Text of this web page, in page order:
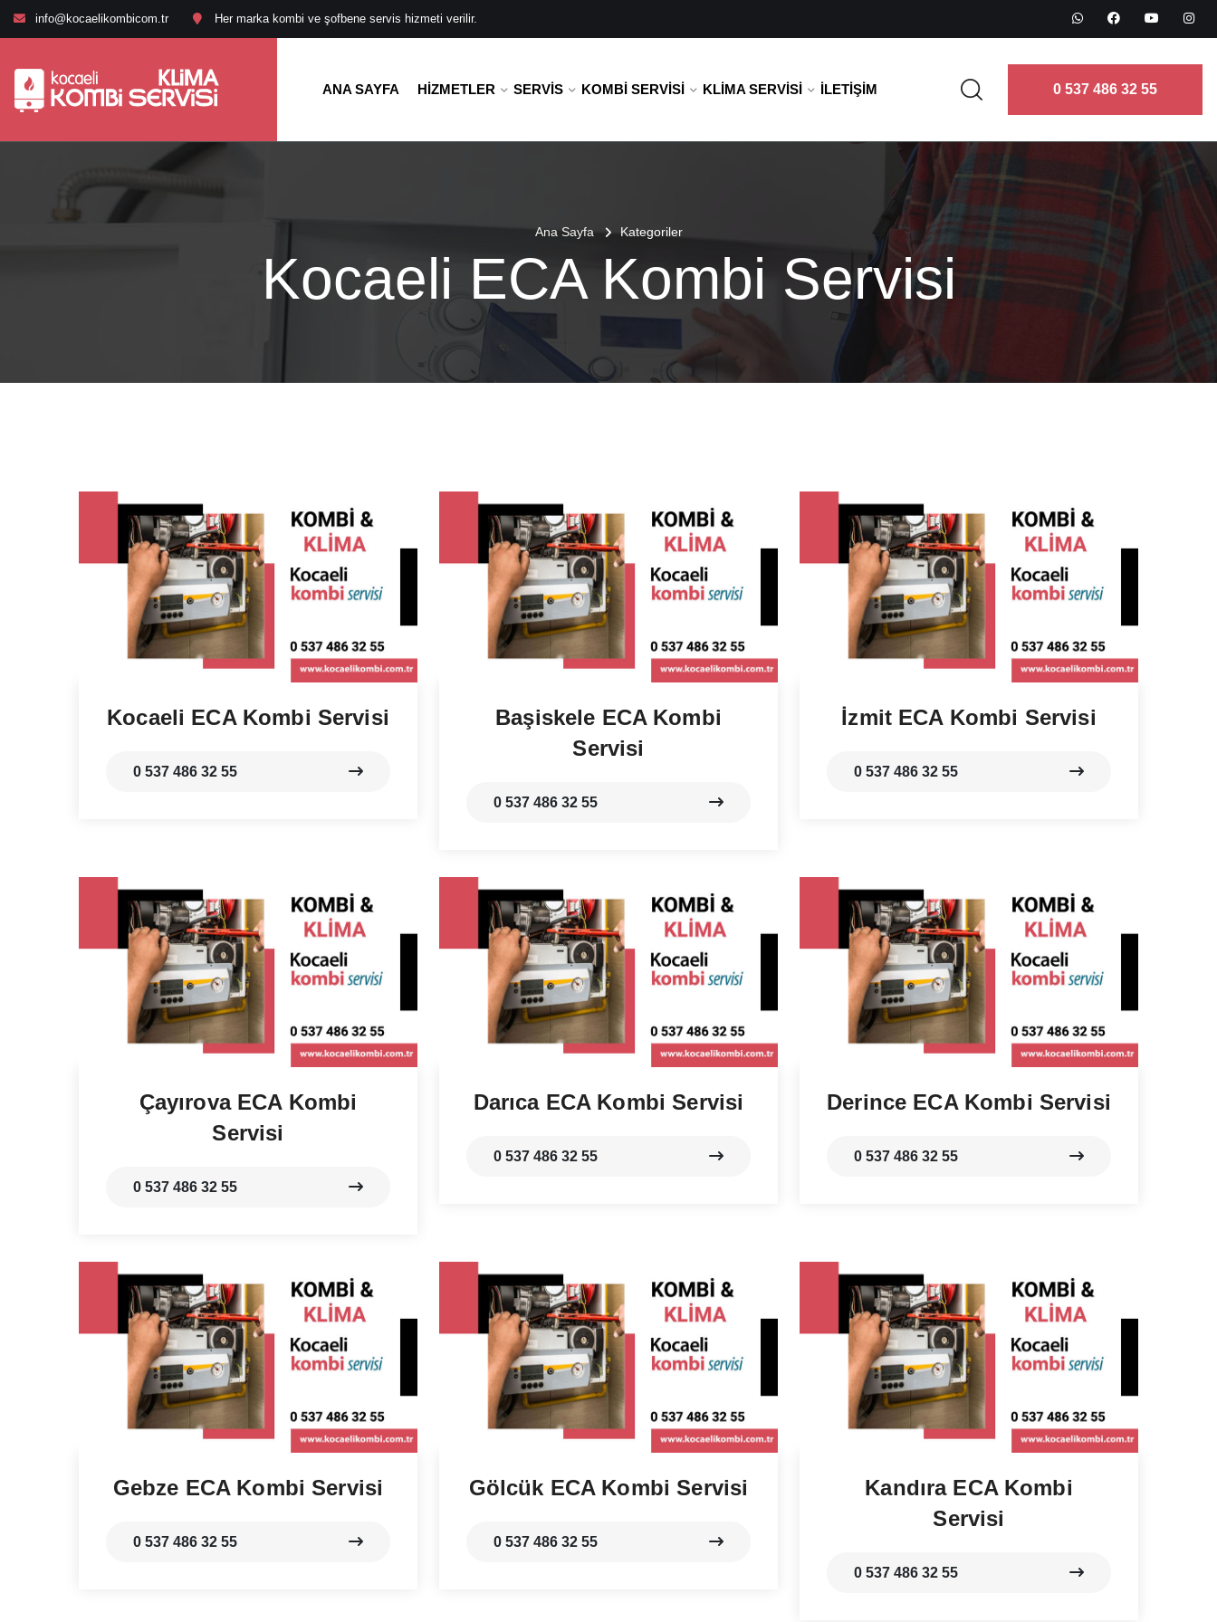
info@kocaelikombicom.tr Her marka kombi ve şofbene servis hizmeti verilir.
ANA SAYFA HIZMETLER SERVIS KOMBI SERVISI KLIMA SERVISI İLETIŞIM 0 537 486 32 55
Ana Sayfa Kategoriler
Kocaeli ECA Kombi Servisi
Kocaeli ECA Kombi Servisi
0 537 486 32 55
Başiskele ECA Kombi
Servisi
0 537 486 32 55
İzmit ECA Kombi Servisi
0 537 486 32 55
Çayırova ECA Kombi
Servisi
0 537 486 32 55
Darıca ECA Kombi Servisi
0 537 486 32 55
Derince ECA Kombi Servisi
0 537 486 32 55
Gebze ECA Kombi Servisi
0 537 486 32 55
Gölcük ECA Kombi Servisi
0 537 486 32 55
Kandıra ECA Kombi
Servisi
0 537 486 32 55